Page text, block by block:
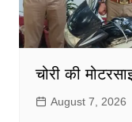
चोरी की
August 7, 2026